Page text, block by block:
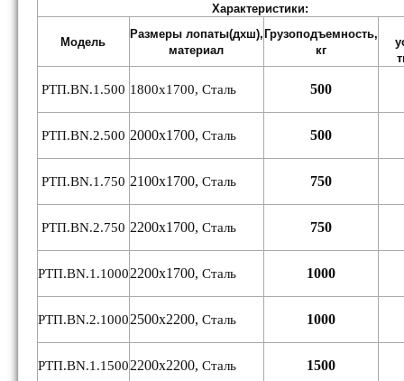
Характеристики:
Модель
Размеры лопаты(дхш),
материал
Грузоподъемность,
кг
РТП.ВN.1.500 1800х1700, Сталь 500
РТП.ВN.2.500 2000х1700, Сталь 500
РТП.ВN.1.750 2100х1700, Сталь 750
РТП.ВN.2.750 2200х1700, Сталь 750
РТП.ВN.1.10002200х1700, Сталь 1000
РТП.ВN.2.10002500х2200, Сталь 1000
РТП.ВN.1.15002200х2200, Сталь 1500